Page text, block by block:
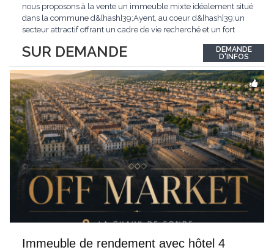
SUR DEMANDE
nous proposons à la vente un immeuble mixte idéalement situé
dans la commune d&[hash]39;Ayent, au coeur d&[hash]39;un
secteur attractif offrant un cadre de vie recherché et un fort
pour les investisseurs à la recherche d&[hash]39;un bien
générant des revenus locatifs.Par...
DEMANDE
D'INFOS
Immeuble de rendement avec hôtel 4